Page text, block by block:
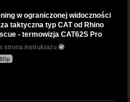
w ograniczonej widoczności
taktyczna typ CAT od Rhino
- termowizja CAT62S Pro
strona instruktażu